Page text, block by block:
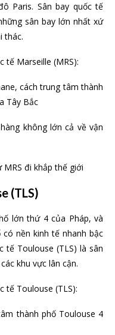
Paris. Sân bay quốc tế
sân bay lớn nhất xứ
thác.
tế Marseille (MRS):
cách trung tâm thành
Tây Bắc
không lớn cả về vận
đi khắp thế giới
(TLS)
lớn thứ 4 của Pháp, và
nền kinh tế nhanh bậc
tế Toulouse (TLS) là sân
khu vực lân cận.
tế Toulouse (TLS):
thành phố Toulouse 4